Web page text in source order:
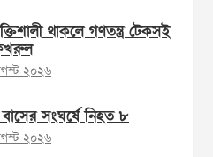
থাকলে গণতন্ত্র টেকসই
২০২৬
সংঘর্ষে নিহত ৮
২০২৬